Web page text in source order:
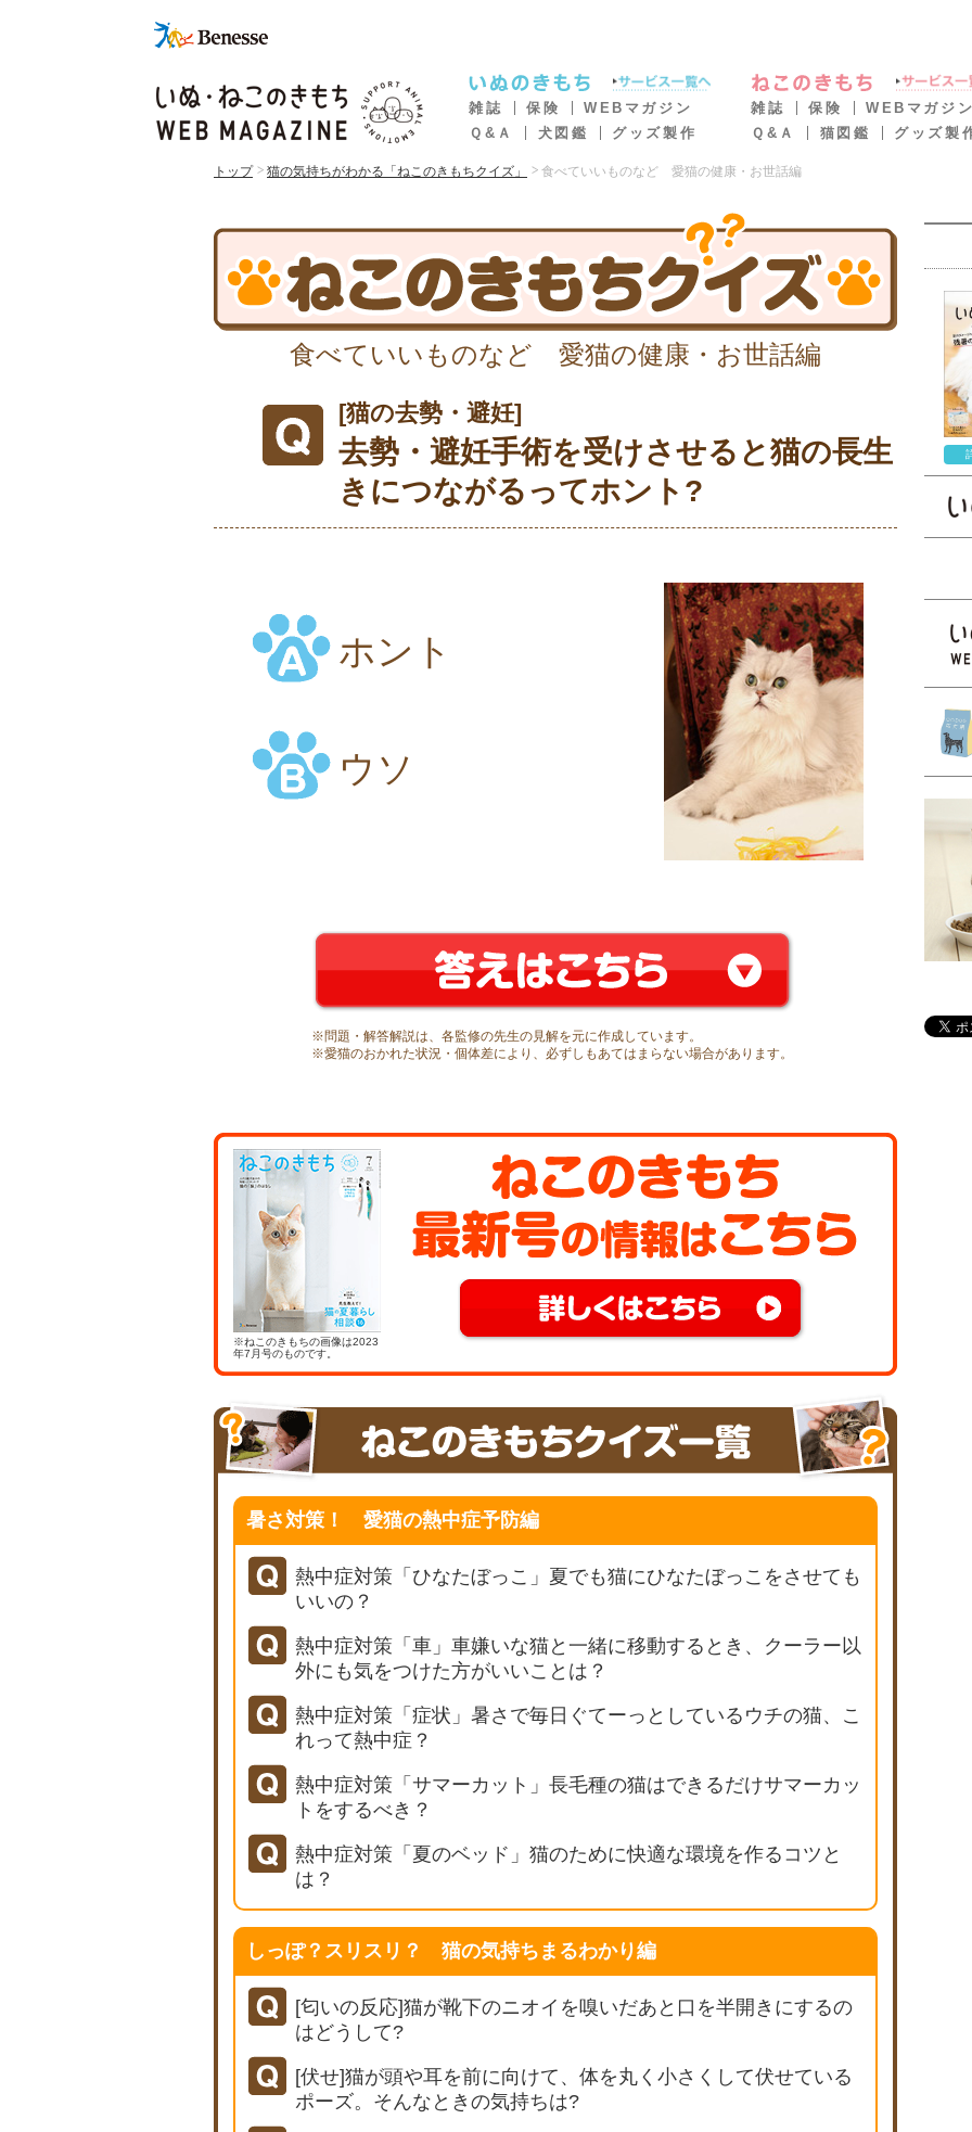
雑誌 保険
WEBマガジン
Ｑ&Ａ
犬図鑑 グッズ製作
雑誌 保険
WEBマガジ
Ｑ&Ａ
猫図鑑 グッズ製
トップ 猫の気持ちがわかる「ねこのきもちクイズ」 食べていいものなど 愛猫の健康・お世話編
食べていいものなど 愛猫の健康・お世話編
[猫の去勢・避妊]
去勢・避妊手術を受けさせると猫の長生
きにつながるってホント?
ホント
ウソ
※問題・解答解説は、各監修の先生の見解を元に作成しています。
※愛猫のおかれた状況・個体差により、必ずしもあてはまらない場合があります。
※ねこのきもちの画像は2023
年7月号のものです。
暑さ対策！ 愛猫の熱中症予防編
熱中症対策「ひなたぼっこ」夏でも猫にひなたぼっこをさせても
いいの？
熱中症対策「車」車嫌いな猫と一緒に移動するとき、クーラー以
外にも気をつけた方がいいことは？
熱中症対策「症状」暑さで毎日ぐてーっとしているウチの猫、こ
れって熱中症？
熱中症対策「サマーカット」長毛種の猫はできるだけサマーカッ
トをするべき？
熱中症対策「夏のベッド」猫のために快適な環境を作るコツと
は？
しっぽ？スリスリ？ 猫の気持ちまるわかり編
[匂いの反応]猫が靴下のニオイを嗅いだあと口を半開きにするの
はどうして?
[伏せ]猫が頭や耳を前に向けて、体を丸く小さくして伏せている
ポーズ。そんなときの気持ちは?